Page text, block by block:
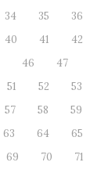
34 35 36
40 41 42
46 47
51 52 53
57 58 59
63 64 65
69 70 71